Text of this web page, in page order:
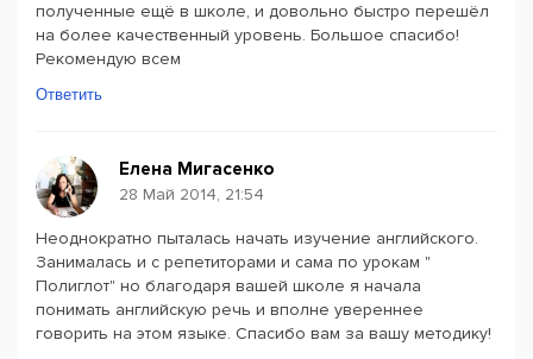
полученные ещё в школе, и довольно быстро перешёл
на более качественный уровень. Большое спасибо!
Рекомендую всем
Ответить
Елена Мигасенко
28 Май 2014, 21:54
Неоднократно пыталась начать изучение английского.
Занималась и с репетиторами и сама по урокам "
Полиглот" но благодаря вашей школе я начала
понимать английскую речь и вполне увереннее
говорить на этом языке. Спасибо вам за вашу методику!